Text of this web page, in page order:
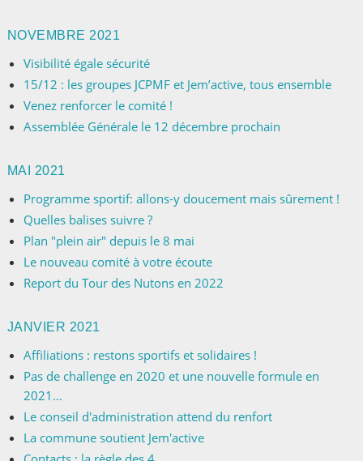
NOVEMBRE 2021
Visibilité égale sécurité
15/12 : les groupes JCPMF et Jem’active, tous ensemble
Venez renforcer le comité !
Assemblée Générale le 12 décembre prochain
MAI 2021
Programme sportif: allons-y doucement mais sûrement !
Quelles balises suivre ?
Plan "plein air" depuis le 8 mai
Le nouveau comité à votre écoute
Report du Tour des Nutons en 2022
JANVIER 2021
Affiliations : restons sportifs et solidaires !
Pas de challenge en 2020 et une nouvelle formule en
2021…
Le conseil d'administration attend du renfort
La commune soutient Jem'active